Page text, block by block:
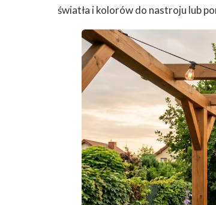
światła i kolorów do nastroju lub